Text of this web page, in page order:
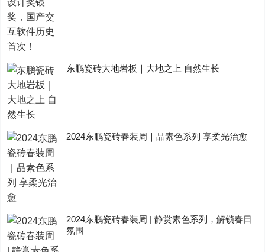
东鹏瓷砖大地岩板｜大地之上 自然生长
2024东鹏瓷砖春装周｜品素色系列 享柔光治愈
2024东鹏瓷砖春装周 | 静赏素色系列，解锁春日
氛围